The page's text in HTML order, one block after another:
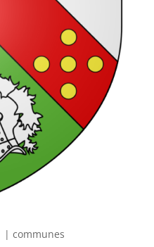
| communes